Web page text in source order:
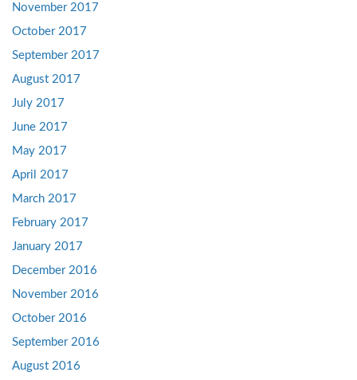
November 2017
October 2017
September 2017
August 2017
July 2017
June 2017
May 2017
April 2017
March 2017
February 2017
January 2017
December 2016
November 2016
October 2016
September 2016
August 2016